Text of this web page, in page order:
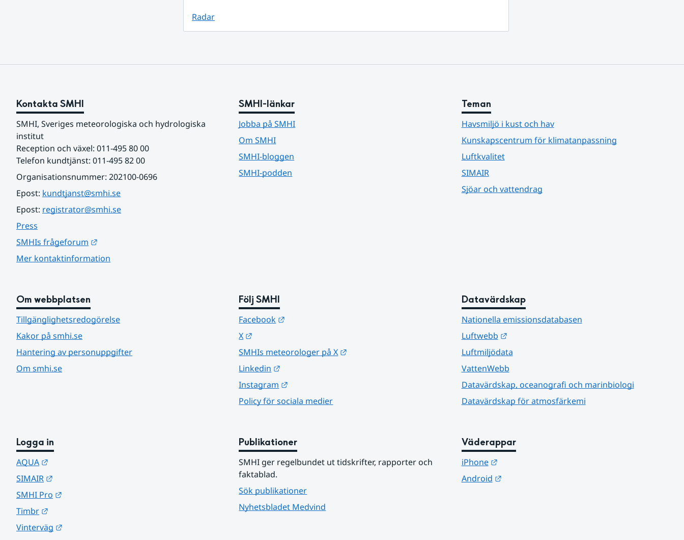
Radar
Kontakta SMHI
SMHI, Sveriges meteorologiska och hydrologiska
institut
Reception och växel: 011-495 80 00
Telefon kundtjänst: 011-495 82 00
Organisationsnummer: 202100-0696
Epost: kundtjanst@smhi.se
Epost: registrator@smhi.se
Press
SMHIs frågeforum
Mer kontaktinformation
SMHI-länkar
Jobba på SMHI
Om SMHI
SMHI-bloggen
SMHI-podden
Teman
Havsmiljö i kust och hav
Kunskapscentrum för klimatanpassning
Luftkvalitet
SIMAIR
Sjöar och vattendrag
Om webbplatsen
Tillgänglighetsredogörelse
Kakor på smhi.se
Hantering av personuppgifter
Om smhi.se
Följ SMHI
Facebook
X
SMHIs meteorologer på X
Linkedin
Instagram
Policy för sociala medier
Datavärdskap
Nationella emissionsdatabasen
Luftwebb
Länk till annan webbplats.
Luftmiljödata
VattenWebb
Datavärdskap, oceanografi och marinbiologi
Datavärdskap för atmosfärkemi
Logga in
AQUA
SIMAIR
SMHI Pro
Timbr
Vinterväg
Publikationer
SMHI ger regelbundet ut tidskrifter, rapporter och
faktablad.
Sök publikationer
Nyhetsbladet Medvind
Väderappar
iPhone
Länk till annan webbplats.
Android
Länk till annan webbplats.